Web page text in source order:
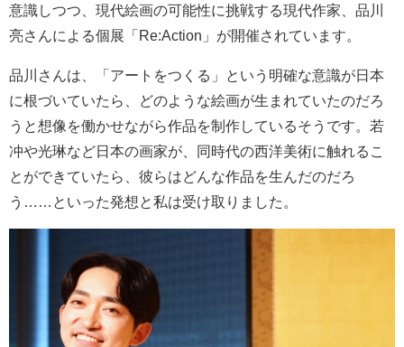
意識しつつ、現代絵画の可能性に挑戦する現代作家、品川
亮さんによる個展「Re:Action」が開催されています。
品川さんは、「アートをつくる」という明確な意識が日本
に根づいていたら、どのような絵画が生まれていたのだろ
うと想像を働かせながら作品を制作しているそうです。若
冲や光琳など日本の画家が、同時代の西洋美術に触れるこ
とができていたら、彼らはどんな作品を生んだのだろ
う……といった発想と私は受け取りました。